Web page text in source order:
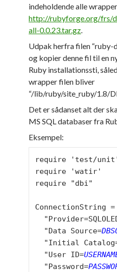
indeholdende alle
http://rubyforge.org/frs/
all-0.0.23.tar.gz.
Udpak herfra filen
og kopier denne fil til en
Ruby installationssti,
wrapper filen bliver
“/lib/ruby/site_ruby/1.8/
Det er sådanset alt der
MS SQL databaser fra
Eksempel:
require 'test/
require 'watir'
require "dbi"
ConnectionString =
  "Data Source=
"Initial
  "User ID=
  "Password=